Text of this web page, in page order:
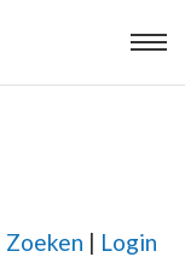
Zoeken | Login